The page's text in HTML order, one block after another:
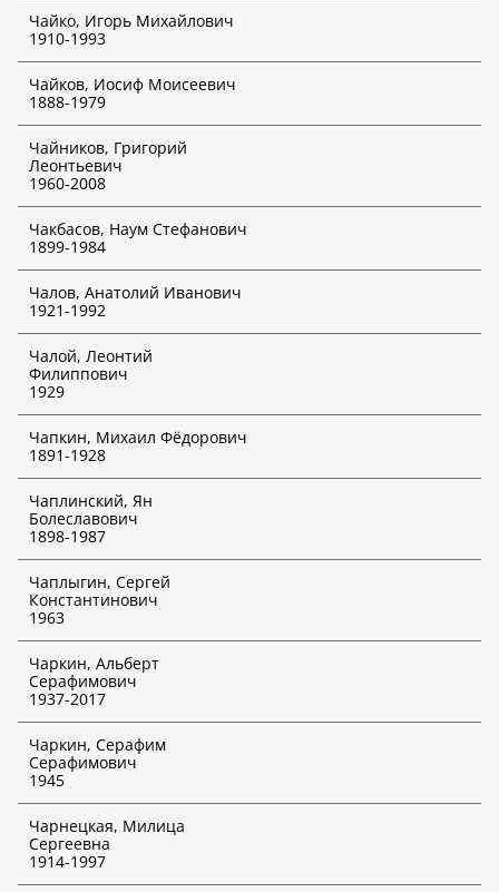
ИСКАТЬ
Отмеченные функции доступны только для платных
подписчиков!
Чайко, Игорь Михайлович
1910-1993
Чайков, Иосиф Моисеевич
1888-1979
Чайников, Григорий
Леонтьевич
1960-2008
Чакбасов, Наум Стефанович
1899-1984
Чалов, Анатолий Иванович
1921-1992
Чалой, Леонтий
Филиппович
1929
Чапкин, Михаил Фёдорович
1891-1928
Чаплинский, Ян
Болеславович
1898-1987
Чаплыгин, Сергей
Константинович
1963
Чаркин, Альберт
Серафимович
1937-2017
Чаркин, Серафим
Серафимович
1945
Чарнецкая, Милица
Сергеевна
1914-1997